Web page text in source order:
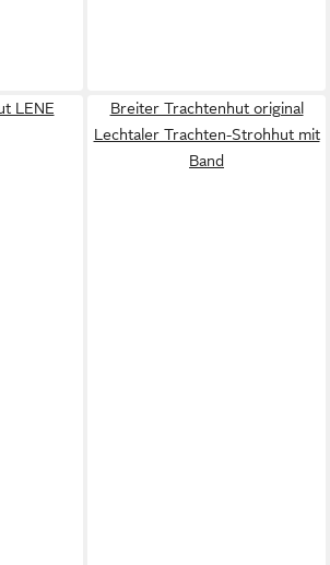
LENE
Breiter Trachtenhut original
Lechtaler Trachten-Strohhut mit
Band